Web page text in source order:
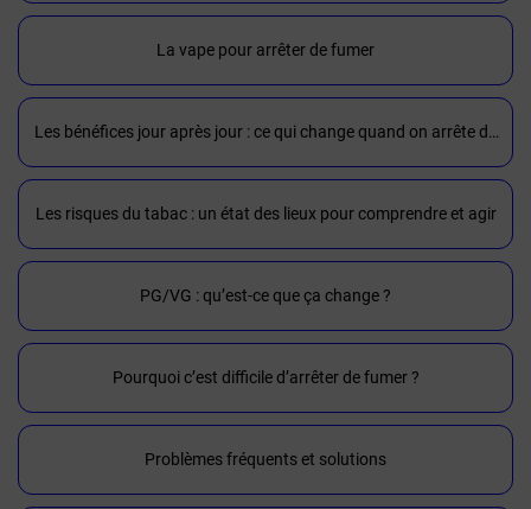
faux
La vape pour arrêter de fumer
Les bénéfices jour après jour : ce qui change quand on arrête de
fumer
Les risques du tabac : un état des lieux pour comprendre et agir
PG/VG : qu’est-ce que ça change ?
Pourquoi c’est difficile d’arrêter de fumer ?
Problèmes fréquents et solutions